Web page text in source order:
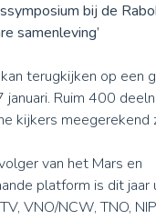
bij de
samenleving’
terugkijken op een
Ruim 400
kijkers meegerekend
van het Mars en
platform is dit
VNO/NCW, TNO,